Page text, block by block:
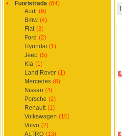
Fuoristrada (64)
Audi (9)
Bmw (4)
Fiat (3)
Ford (2)
Hyundai (1)
Jeep (5)
Kia (1)
Land Rover (1)
Mercedes (6)
Nissan (4)
Porsche (2)
Renault (1)
Volkswagen (10)
Volvo (2)
ALTRO (13)
4
4